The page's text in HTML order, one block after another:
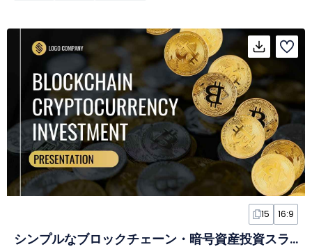
15 16:9
シンプルなブロックチェーン・暗号資産投資スライド